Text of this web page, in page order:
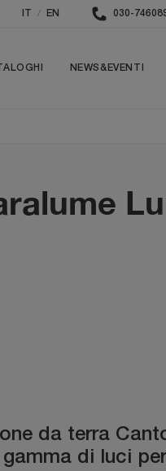
/ EN 030-
NEWS&EVENTI
da terra
di luci